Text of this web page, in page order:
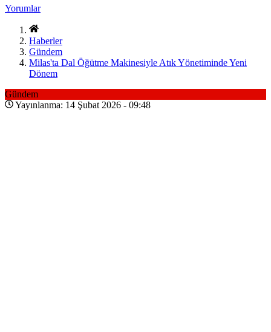
Yorumlar
Haberler
Gündem
Milas'ta Dal Öğütme Makinesiyle Atık Yönetiminde Yeni
Dönem
Gündem
Yayınlanma: 14 Şubat 2026 - 09:48